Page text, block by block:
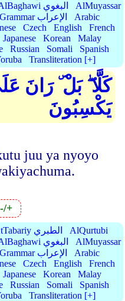
AlBaghawi البغوي
AlMuyassar
Grammar الإعراب
Arabic
Czech English
French
Japanese Korean
Malay
Russian Somali
Spanish
Transliteration [+]
كَلَّا ۖ بَلْ ۜ رَانَ
يَكْسِبُونَ
juu ya nyoyo
-/+
AtTabariy الطبري
AlQurtubi
AlBaghawi البغوي
AlMuyassar
Grammar الإعراب
Arabic
Czech English
French
Japanese Korean
Malay
Russian Somali
Spanish
Transliteration [+]